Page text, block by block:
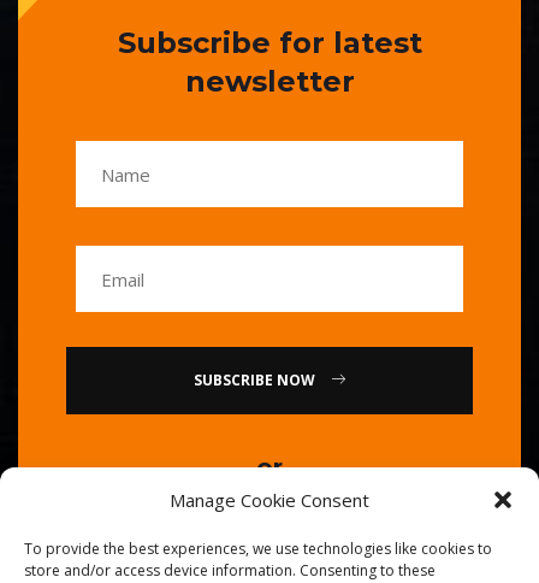
Manage Cookie Consent
To provide the best experiences, we use technologies like cookies to
store and/or access device information. Consenting to these
Subscribe for latest
newsletter
SUBSCRIBE NOW
or